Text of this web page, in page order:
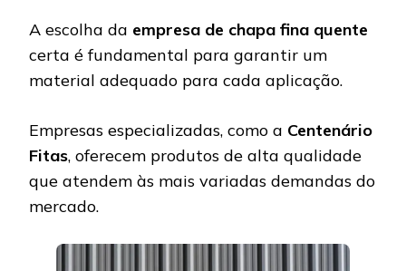
A escolha da empresa de chapa fina quente
certa é fundamental para garantir um
material adequado para cada aplicação.
Empresas especializadas, como a Centenário
Fitas, oferecem produtos de alta qualidade
que atendem às mais variadas demandas do
mercado.